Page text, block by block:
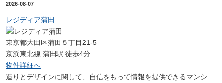
2026-08-07
レジディア蒲田
東京都大田区蒲田５丁目21-5
京浜東北線 蒲田駅 徒歩4分
物件詳細へ
造りとデザインに関して、自信をもって情報を提供できるマンシ